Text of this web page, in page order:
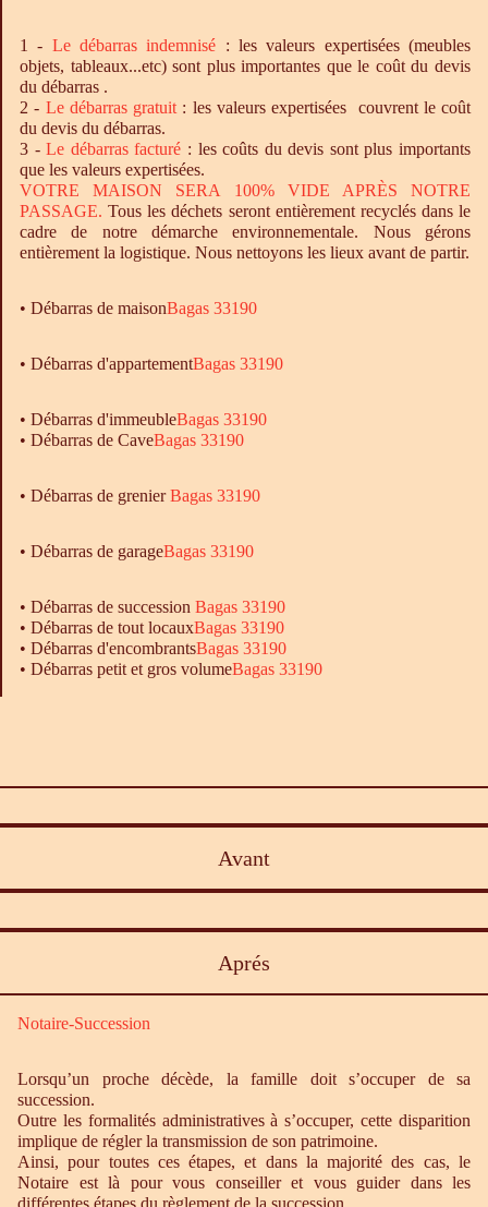
1 - Ledébarras indemnisé : les valeurs expertisées (meubles
objets, tableaux...etc) sont plus importantes que le coût du devis
du débarras .
2 - Le débarrasgratuit : les valeurs expertisées couvrent le coût
du devis du débarras.
3 -Le débarrasfacturé : les coûts du devis sont plus importants
que les valeurs expertisées.
VOTRE MAISON SERA 100% VIDE APRÈS NOTRE
PASSAGE. Tous les déchets seront entièrement recyclés dans le
cadre de notre démarche environnementale. Nous gérons
entièrement la logistique. Nous nettoyons les lieux avant de partir.
• Débarras de maisonBagas 33190
• Débarras d'appartementBagas 33190
• Débarras d'immeubleBagas 33190
• Débarras de CaveBagas 33190
• Débarras de grenierBagas 33190
• Débarras de garageBagas 33190
• Débarras de succession Bagas 33190
• Débarras de tout locauxBagas 33190
• Débarras d'encombrantsBagas 33190
• Débarras petit et gros volumeBagas 33190
Avant
Aprés
Notaire-Succession
Lorsqu’un proche décède, la famille doit s’occuper de sa
succession.
Outre les formalités administratives à s’occuper, cette disparition
implique de régler la transmission de son patrimoine.
Ainsi, pour toutes ces étapes, et dans la majorité des cas, le
Notaire est là pour vous conseiller et vous guider dans les
différentes étapes du règlement de la succession.